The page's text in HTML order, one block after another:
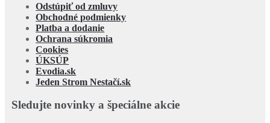
Odstúpiť od zmluvy
Obchodné podmienky
Platba a dodanie
Ochrana súkromia
Cookies
ÚKSÚP
Evodia.sk
Jeden Strom Nestačí.sk
Sledujte novinky a špeciálne akcie